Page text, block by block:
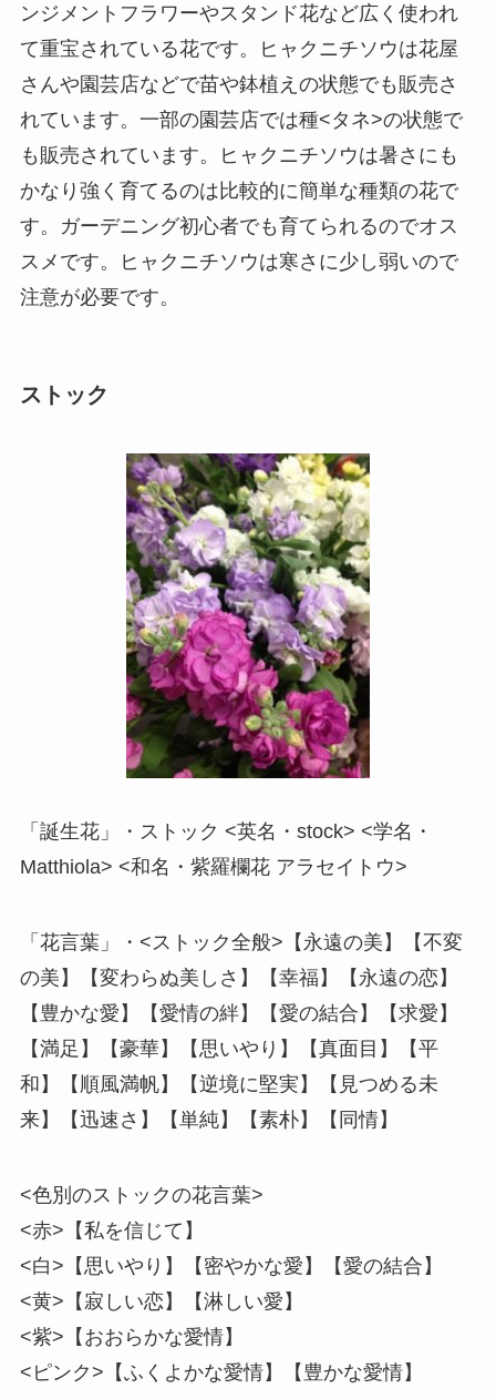
ンジメントフラワーやスタンド花など広く使われ
て重宝されている花です。ヒャクニチソウは花屋
さんや園芸店などで苗や鉢植えの状態でも販売さ
れています。一部の園芸店では種<タネ>の状態で
も販売されています。ヒャクニチソウは暑さにも
かなり強く育てるのは比較的に簡単な種類の花で
す。ガーデニング初心者でも育てられるのでオス
スメです。ヒャクニチソウは寒さに少し弱いので
注意が必要です。
ストック
「誕生花」・ストック <英名・stock> <学名・
Matthiola> <和名・紫羅欄花 アラセイトウ>
「花言葉」・<ストック全般>【永遠の美】【不変
の美】【変わらぬ美しさ】【幸福】【永遠の恋】
【豊かな愛】【愛情の絆】【愛の結合】【求愛】
【満足】【豪華】【思いやり】【真面目】【平
和】【順風満帆】【逆境に堅実】【見つめる未
来】【迅速さ】【単純】【素朴】【同情】
<色別のストックの花言葉>
<赤>【私を信じて】
<白>【思いやり】【密やかな愛】【愛の結合】
<黄>【寂しい恋】【淋しい愛】
<紫>【おおらかな愛情】
<ピンク>【ふくよかな愛情】【豊かな愛情】